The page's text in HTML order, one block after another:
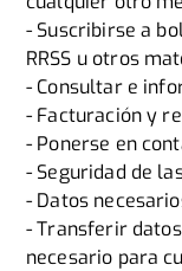
- Suscribirse a
RRSS u otros
- Consultar e
- Facturación y
- Ponerse en
- Seguridad de
- Datos
- Transferir
necesario para